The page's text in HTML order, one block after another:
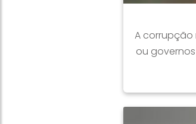
A corrupção
ou